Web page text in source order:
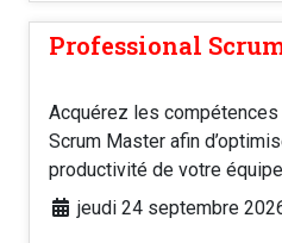
Professional
Acquérez les
Scrum Master afin
productivité de votre
jeudi 24 septembre